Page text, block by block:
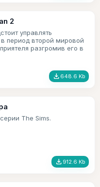
2
управлять
период второй мировой
разгромив его в
file_download 648.6 Kb
The Sims.
file_download 912.6 Kb